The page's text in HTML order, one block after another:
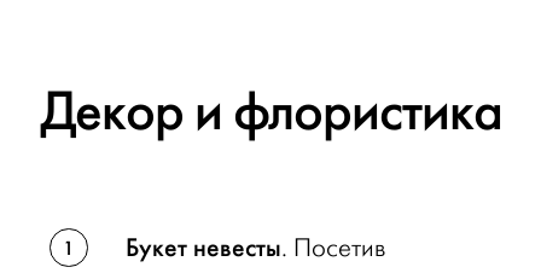
Декор и флористика
Букет невесты. Посетив